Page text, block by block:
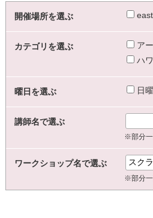
開催場所を選ぶ
カテゴリを選ぶ ア
ハ
曜日を選ぶ 日
講師名で選ぶ
※部分
ワークショップ名で選ぶ
※部分